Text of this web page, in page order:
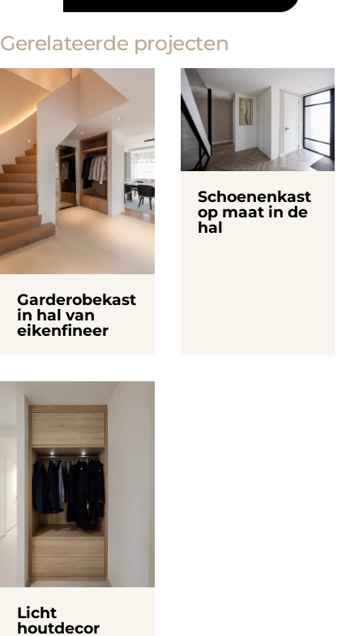
Gerelateerde projecten
Garderobekast
in hal van
eikenfineer
Schoenenkast
op maat in de
hal
Licht
houtdecor